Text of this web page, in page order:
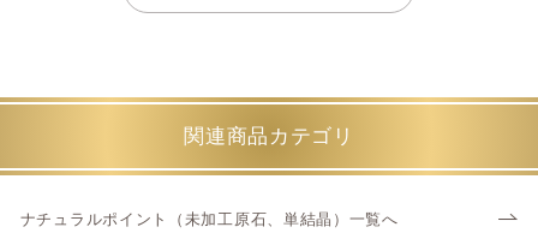
関連商品カテゴリ
ナチュラルポイント（未加工原石、単結晶）一覧へ